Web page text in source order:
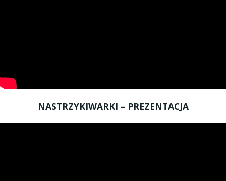
NASTRZYKIWARKI – PREZENTACJA